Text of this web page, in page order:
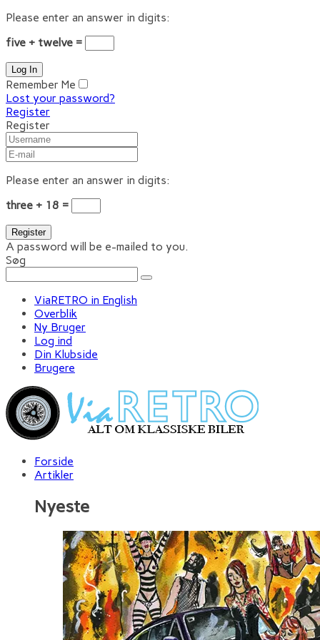
Please enter an answer in digits:
five + twelve =
Remember Me
Lost your password?
Register
Register
Please enter an answer in digits:
three + 18 =
A password will be e-mailed to you.
Søg
ViaRETRO in English
Overblik
Ny Bruger
Log ind
Din Klubside
Brugere
Forside
Artikler
Nyeste